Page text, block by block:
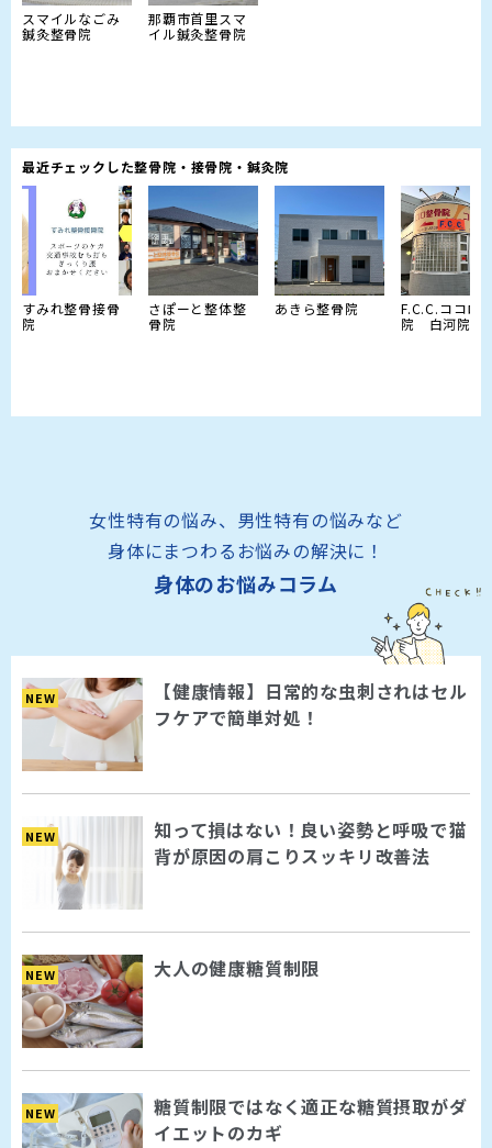
スマイルなごみ
鍼灸整骨院
那覇市首里スマ
イル鍼灸整骨院
最近チェックした整骨院・接骨院・鍼灸院
すみれ整骨接骨
院
さぽーと整体整
骨院
あきら整骨院
F.C.C.ココロ
院 白河院
女性特有の悩み、男性特有の悩みなど
身体にまつわるお悩みの解決に！
身体のお悩みコラム
NEW
【健康情報】日常的な虫刺されはセル
フケアで簡単対処！
NEW
知って損はない！良い姿勢と呼吸で猫
背が原因の肩こりスッキリ改善法
NEW 大人の健康糖質制限
NEW
糖質制限ではなく適正な糖質摂取がダ
イエットのカギ